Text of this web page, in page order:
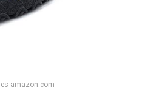
amazon.com